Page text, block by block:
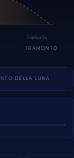
Tramonto
TRAMONTO
DELLA LUNA